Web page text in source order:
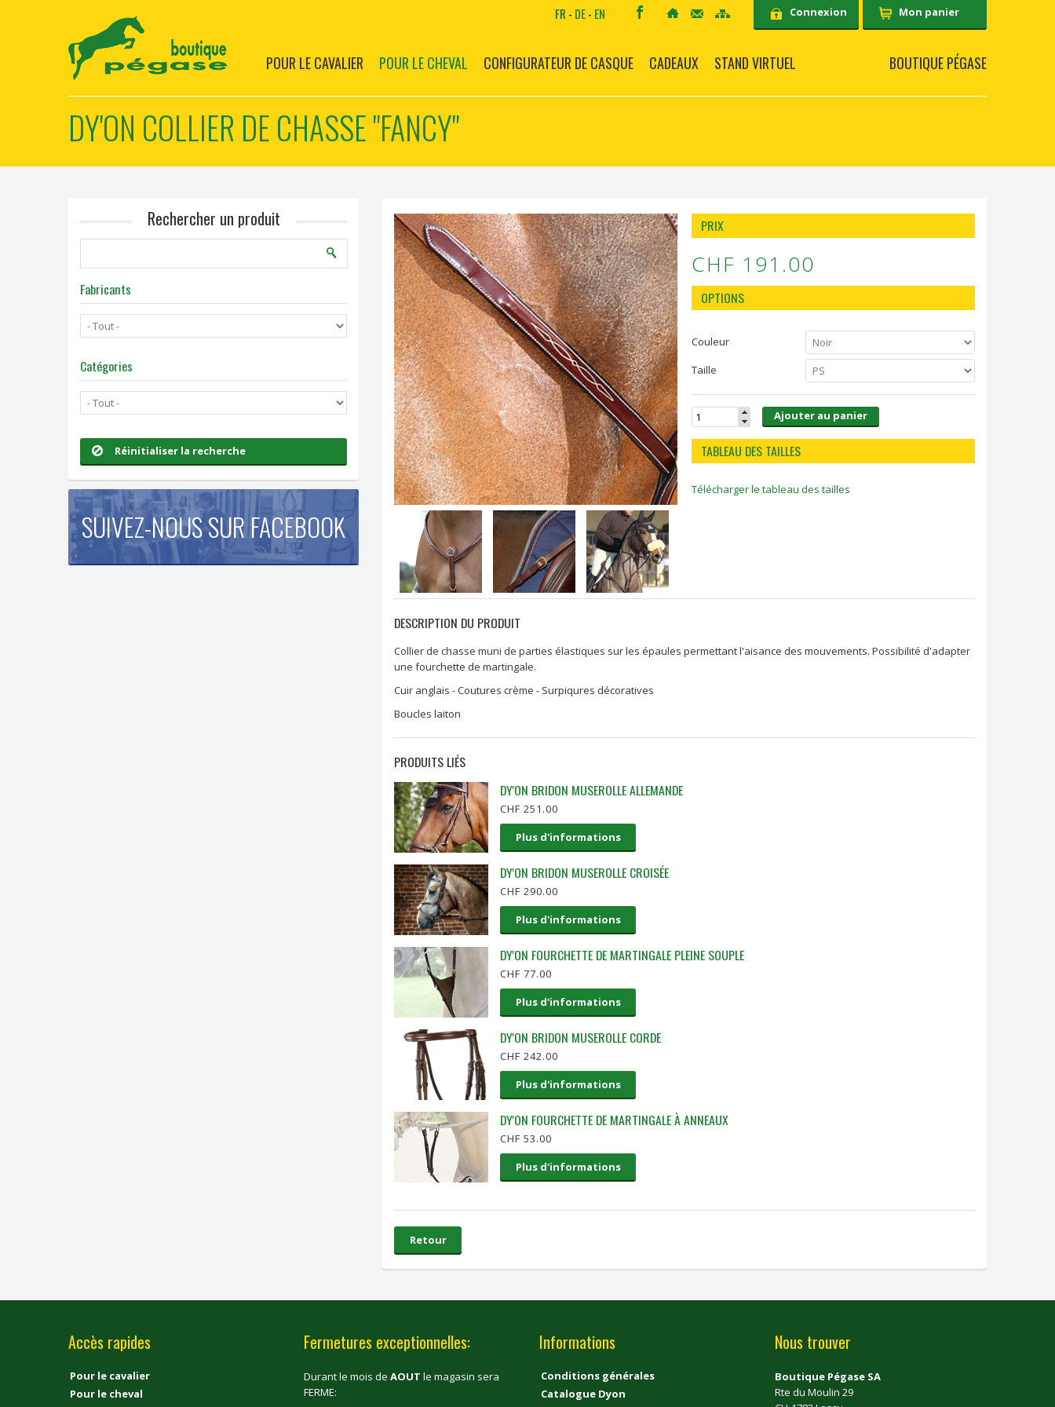
POUR LE CAVALIER POUR LE CHEVAL CONFIGURATEUR DE CASQUE CADEAUX STAND VIRTUEL BOUTIQUE PÉGASE
FR - DE- EN Connexion Mon panier
DY'ON COLLIER DE CHASSE "FANCY"
Rechercher un produit
Fabricants
Catégories
Réinitialiser la recherche
SUIVEZ-NOUS SUR FACEBOOK
PRIX
CHF 191.00
OPTIONS
Couleur
Taille
Ajouter au panier
TABLEAU DES TAILLES
Télécharger le tableau des tailles
DESCRIPTION DU PRODUIT
Collier de chasse muni de parties élastiques sur les épaules permettant l'aisance des mouvements. Possibilité d'adapter
une fourchette de martingale.
Cuir anglais - Coutures crème - Surpiqures décoratives
Boucles laiton
PRODUITS LIÉS
DY'ON BRIDON MUSEROLLE ALLEMANDE
CHF 251.00
Plus d'informations
DY'ON BRIDON MUSEROLLE CROISÉE
CHF 290.00
Plus d'informations
DY'ON FOURCHETTE DE MARTINGALE PLEINE SOUPLE
CHF 77.00
Plus d'informations
DY'ON BRIDON MUSEROLLE CORDE
CHF 242.00
Plus d'informations
DY'ON FOURCHETTE DE MARTINGALE À ANNEAUX
CHF 53.00
Plus d'informations
Retour
Accès rapides
Pour le cavalier
Pour le cheval
Fermetures exceptionnelles:
Durant le mois de AOUT le magasin sera
FERME:
Informations
Conditions générales
Catalogue Dyon
Nous trouver
Boutique Pégase SA
Rte du Moulin 29